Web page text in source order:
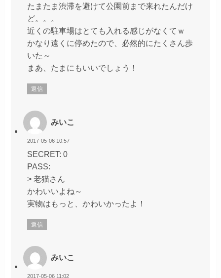
たまたま渋滞を避けて公園前まで来れたんだけ
ど。。。
近くの駐車場はとても入れる感じがなくてｗ
かなり遠くに停めたので、必然的にたくさん歩
いた～
まあ、たまにもいいでしょう！
返信
みいこ
2017-05-06 10:57
SECRET: 0
PASS:
> 老猫さん
かわいいよね～
実物はもっと、かわいかったよ！
返信
みいこ
2017-05-06 11:02